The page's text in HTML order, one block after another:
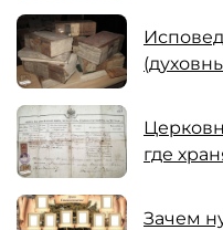
где
Зачем